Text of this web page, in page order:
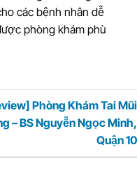
các bệnh nhân dễ
phòng khám phù
Phòng Khám Tai Mũi
– BS Nguyễn Ngọc Minh,
Quận 10